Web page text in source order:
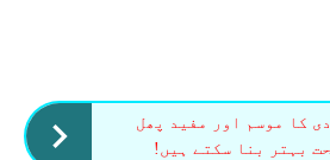
کا موسم اور مفید پھل
بہتر بنا سکتے ہیں!